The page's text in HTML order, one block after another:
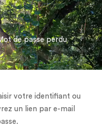
de passe perdu
votre identifiant ou
un lien par e-mail